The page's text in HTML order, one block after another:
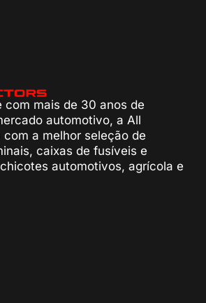
com mais de 30 anos de
automotivo, a All
a melhor seleção de
caixas de fusíveis e
automotivos, agrícola e